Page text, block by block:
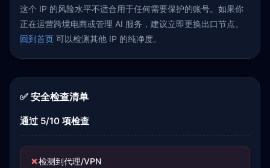
这个 IP 的风险水平不适合用于任何需要保护的账号。如果你
正在运营跨境电商或管理 AI 服务，建议立即更换出口节点。
回到首页 可以检测其他 IP 的纯净度。
✅ 安全检查清单
通过 5/10 项检查
✗检测到代理/VPN